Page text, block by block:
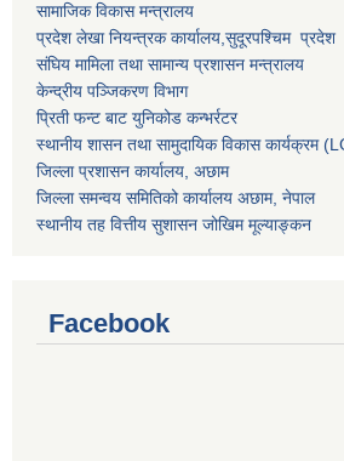
सामाजिक विकास मन्त्रालय
प्रदेश लेखा नियन्त्रक कार्यालय,सुदूरपश्चिम प्रदेश
संघिय मामिला तथा सामान्य प्रशासन मन्त्रालय
केन्द्रीय पञ्जिकरण विभाग
प्रिती फन्ट बाट युनिकोड कन्भर्रटर
स्थानीय शासन तथा सामुदायिक विकास कार्यक्रम
जिल्ला प्रशासन कार्यालय, अछाम
जिल्ला समन्वय समितिको कार्यालय अछाम, नेपाल
स्थानीय तह वित्तीय सुशासन जोखिम मूल्याङ्कन
Facebook